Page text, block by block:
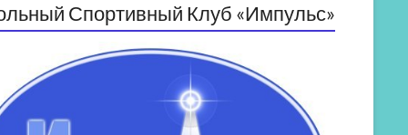
Спортивный Клуб «Импульс»